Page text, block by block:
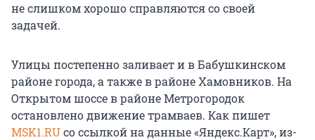
не слишком хорошо справляются со своей
задачей.
Улицы постепенно заливает и в Бабушкинском
районе города, а также в районе Хамовников. На
Открытом шоссе в районе Метрогородок
остановлено движение трамваев. Как пишет
MSK1.RUсо ссылкой на данные «Яндекс.Карт», из-